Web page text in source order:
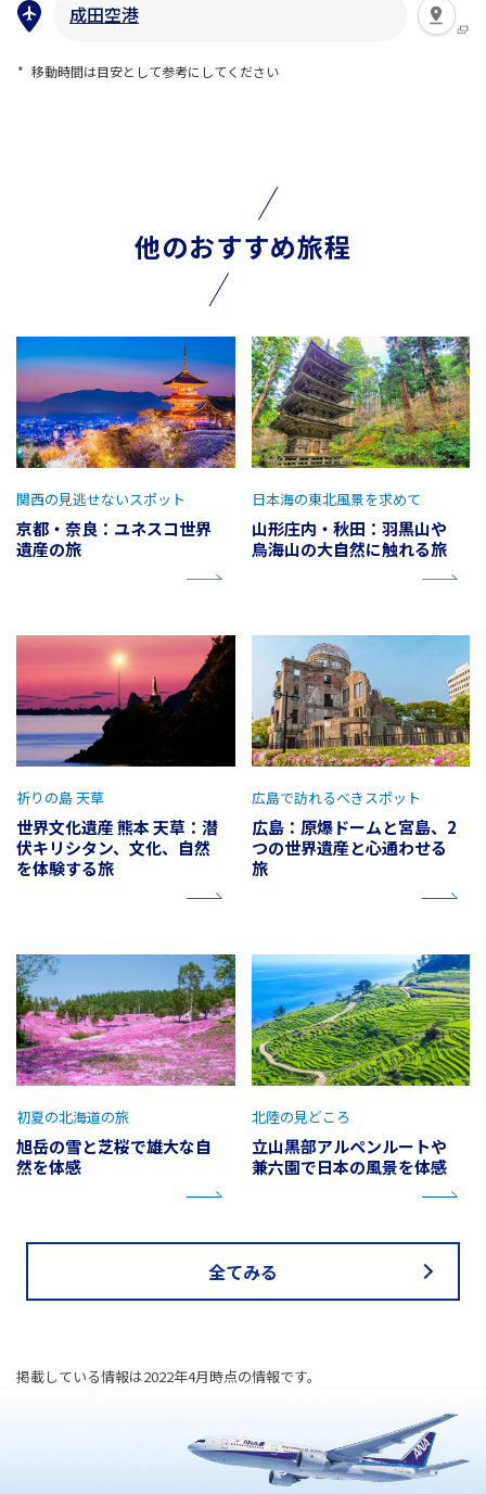
成田空港
移動時間は目安として参考にしてください
他のおすすめ旅程
京都・奈良：ユネスコ世界
遺産の旅
関西の見逃せないスポット
山形庄内・秋田：羽黒山や
鳥海山の大自然に触れる旅
日本海の東北風景を求めて
世界文化遺産 熊本 天草：潜
伏キリシタン、文化、自然
を体験する旅
祈りの島 天草
広島：原爆ドームと宮島、2
つの世界遺産と心通わせる
旅
広島で訪れるべきスポット
旭岳の雪と芝桜で雄大な自
然を体感
初夏の北海道の旅
立山黒部アルペンルートや
兼六園で日本の風景を体感
北陸の見どころ
全てみる
掲載している情報は2022年4月時点の情報です。